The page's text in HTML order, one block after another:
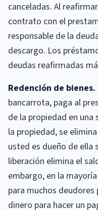
canceladas. Al
contrato con el
responsable de la
descargo. Los
deudas reafirmadas
Redención de bienes.
bancarrota, paga al
de la propiedad en
la propiedad, se
usted es dueño de ella
liberación elimina el
embargo, en la
para muchos
dinero para hacer un